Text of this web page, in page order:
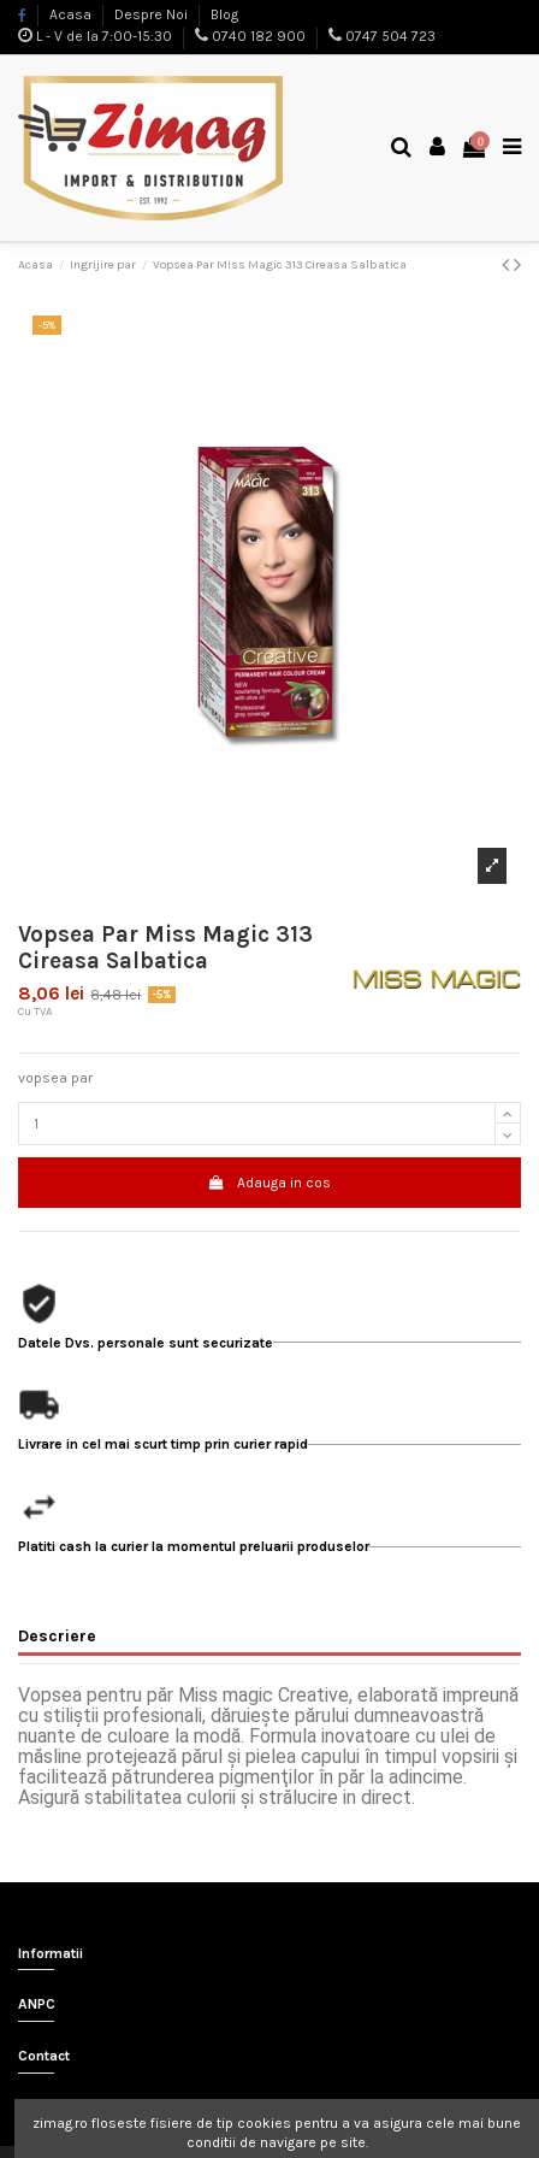
Acasa Despre Noi
Blog
L - V de la 7:00-15:30
0740 182 900 0747 504 723
0
Acasa Ingrijire par Vopsea Par Miss Magic 313 Cireasa Salbatica
-5%
Vopsea Par Miss Magic 313
Cireasa Salbatica
8,06 lei 8,48 lei -5%
Cu TVA
vopsea par
Adauga in cos
Datele Dvs. personale sunt securizate
Livrare in cel mai scurt timp prin curier rapid
Platiti cash la curier la momentul preluarii produselor
Descriere
Vopsea pentru păr Miss magic Creative, elaborată impreună
cu stiliştii profesionali, dăruieşte părului dumneavoastră
nuante de culoare la modă. Formula inovatoare cu ulei de
măsline protejează părul şi pielea capului în timpul vopsirii şi
facilitează pătrunderea pigmenţilor în păr la adincime.
Asigură stabilitatea culorii şi strălucire in direct.
Informatii
ANPC
Contact
zimag.ro floseste fisiere de tip cookies pentru a va asigura cele mai bune
conditii de navigare pe site.